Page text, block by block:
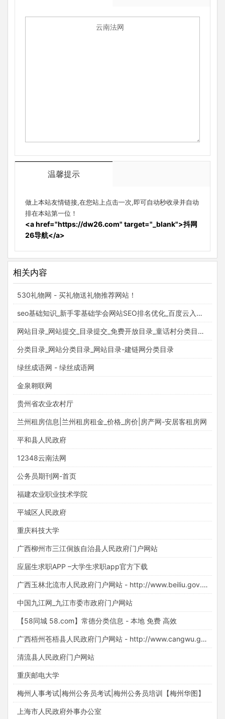
温馨提示
做上本站友情链接,在您站上点击一次,即可自动秒收录并自动
排在本站第一位！
<a href="https://dw26.com" target="_blank">抖网
26导航</a>
相关内容
530礼物网 - 买礼物送礼物推荐网站！
seo基础知识_新手零基础学会网站SEO排名优化_百度云入门视频教程_梵吉seo
网站目录_网站提交_目录提交_免费开放目录_童话村分类目录官网
分类目录_网站分类目录_网站目录-建链网分类目录
绿丝成语网 - 绿丝成语网
金泉翱联网
贵州省农业农村厅
兰州租房信息|兰州租房租金_价格_房价|房产网-安居客租房网
平和县人民政府
12348云南法网
公务员期刊网-首页
福建农业职业技术学院
平城区人民政府
重庆科技大学
广西柳州市三江侗族自治县人民政府门户网站
应届生求职APP –大学生求职app官方下载
广西玉林北流市人民政府门户网站 - http://www.beiliu.gov.cn/
中国九江网_九江市委市政府门户网站
【58同城 58.com】常德分类信息 - 本地 免费 高效
广西梧州苍梧县人民政府门户网站 - http://www.cangwu.gov.cn/
清流县人民政府门户网站
重庆邮电大学
梅州人事考试|梅州公务员考试|梅州公务员培训【梅州华图】
上海市人民政府外事办公室